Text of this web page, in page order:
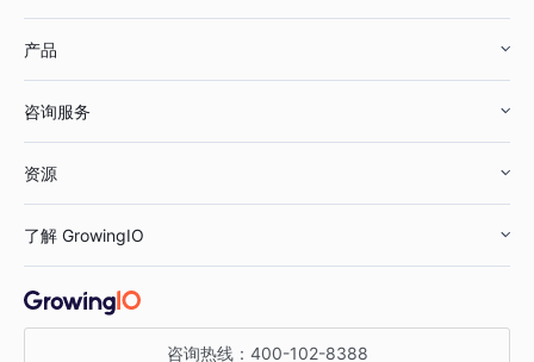
鞋服行业
汽车行业
金融行业
产品
智能运营
获客分析
咨询服务
资源
增长公开课
了解 GrowingIO
关于 GrowingIO
咨询热线： 400-102-8388